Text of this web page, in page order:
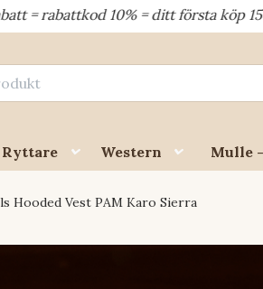
= ditt första köp 15% rabatt =
Ryttare Western Mulle
Hooded Vest PAM Karo Sierra